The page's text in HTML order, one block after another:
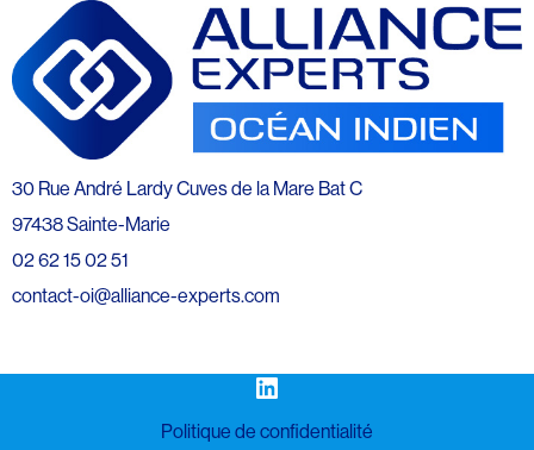
30 Rue André Lardy Cuves de la Mare Bat C
97438 Sainte-Marie
02 62 15 02 51
contact-oi@alliance-experts.com
LinkedIn
Politique de confidentialité